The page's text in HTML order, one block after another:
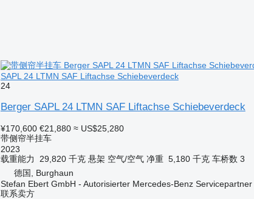
SAPL 24 LTMN SAF Liftachse Schiebeverdeck
24
Berger SAPL 24 LTMN SAF Liftachse Schiebeverdeck
¥170,600 €21,880 ≈ US$25,280
带侧帘半挂车
2023
载重能力
29,820 千克 悬架 空气/空气 净重 5,180 千克 车桥数 3
德国, Burghaun
Stefan Ebert GmbH - Autorisierter Mercedes-Benz Servicepartner
联系卖方